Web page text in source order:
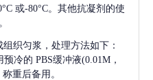
或-80°C。其他抗凝剂的使
织匀浆，处理方法如下：
预冷的 PBS缓冲液(0.01M，
重后备用。